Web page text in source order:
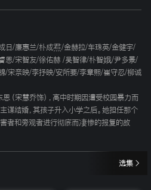
日/廉惠兰/朴成焄/金赫拉/车珠英/金健宇/
恩/宋智友/徐佑赫 /吴智律/朴智娥/尹多景/
/宋奈映/李抒映/安所要/李章熙/崔守忍/柳诚
（宋慧乔饰），高中时期因遭受校园暴力而
谋结婚，其孩子升入小学之后。她担任那个
者和旁观者进行彻底而凄惨的报复的故
选集